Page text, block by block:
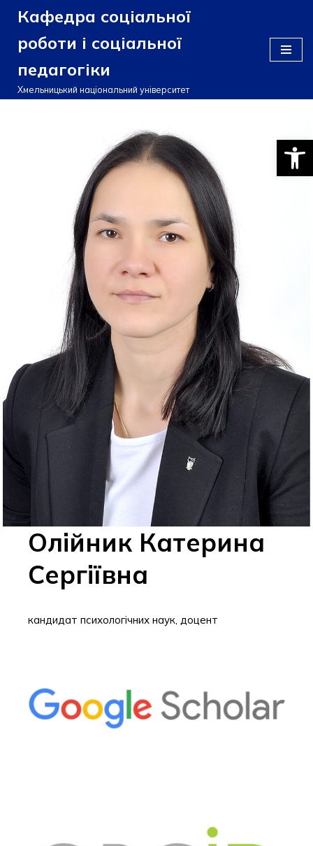
Перейти
до
вмісту
Кафедра соціальної
роботи і соціальної
педагогіки
Хмельницький національний університет
Олійник Катерина
Сергіївна
кандидат психологічних наук, доцент